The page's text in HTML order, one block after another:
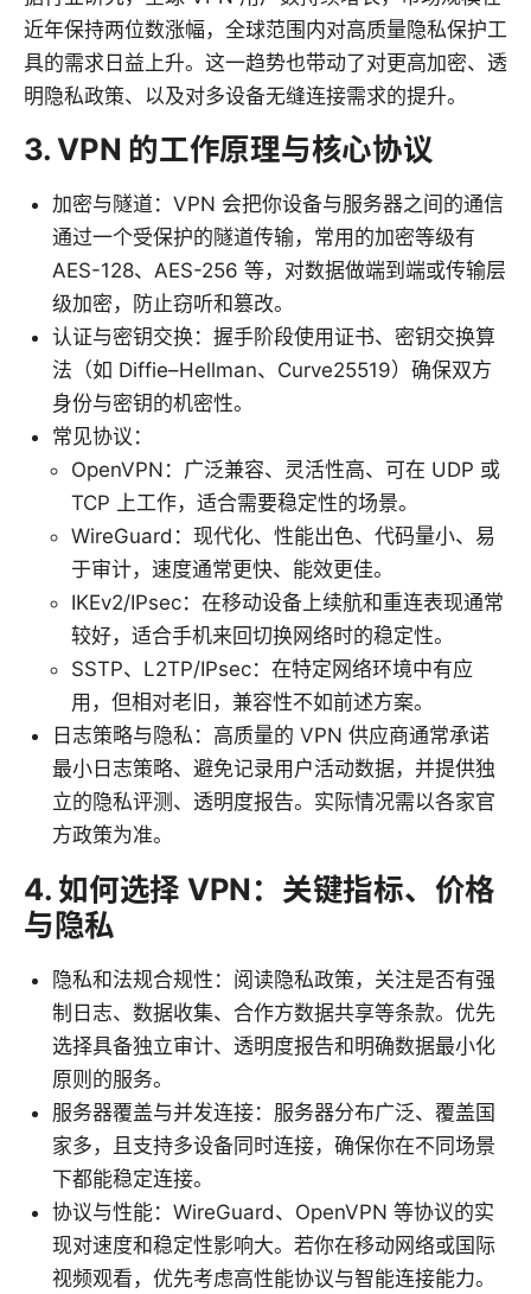
近年保持两位数涨幅，全球范围内对高质量隐私保护工
具的需求日益上升。这一趋势也带动了对更高加密、透
明隐私政策、以及对多设备无缝连接需求的提升。
3. VPN 的工作原理与核心协议
加密与隧道：VPN 会把你设备与服务器之间的通信
通过一个受保护的隧道传输，常用的加密等级有
AES-128、AES-256 等，对数据做端到端或传输层
级加密，防止窃听和篡改。
认证与密钥交换：握手阶段使用证书、密钥交换算
法（如 Diffie–Hellman、Curve25519）确保双方
身份与密钥的机密性。
常见协议：
OpenVPN：广泛兼容、灵活性高、可在 UDP 或
TCP 上工作，适合需要稳定性的场景。
WireGuard：现代化、性能出色、代码量小、易
于审计，速度通常更快、能效更佳。
IKEv2/IPsec：在移动设备上续航和重连表现通常
较好，适合手机来回切换网络时的稳定性。
SSTP、L2TP/IPsec：在特定网络环境中有应
用，但相对老旧，兼容性不如前述方案。
日志策略与隐私：高质量的 VPN 供应商通常承诺
最小日志策略、避免记录用户活动数据，并提供独
立的隐私评测、透明度报告。实际情况需以各家官
方政策为准。
4. 如何选择 VPN：关键指标、价格
与隐私
隐私和法规合规性：阅读隐私政策，关注是否有强
制日志、数据收集、合作方数据共享等条款。优先
选择具备独立审计、透明度报告和明确数据最小化
原则的服务。
服务器覆盖与并发连接：服务器分布广泛、覆盖国
家多，且支持多设备同时连接，确保你在不同场景
下都能稳定连接。
协议与性能：WireGuard、OpenVPN 等协议的实
现对速度和稳定性影响大。若你在移动网络或国际
视频观看，优先考虑高性能协议与智能连接能力。